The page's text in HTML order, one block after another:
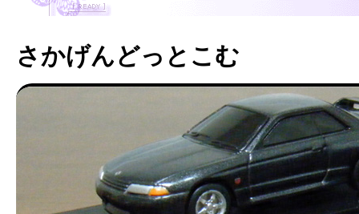
さかげんどっとこむ